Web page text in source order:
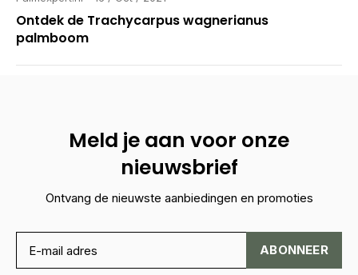
Ontdek de Trachycarpus wagnerianus
palmboom
Meld je aan voor onze
nieuwsbrief
Ontvang de nieuwste aanbiedingen en promoties
ABONNEER